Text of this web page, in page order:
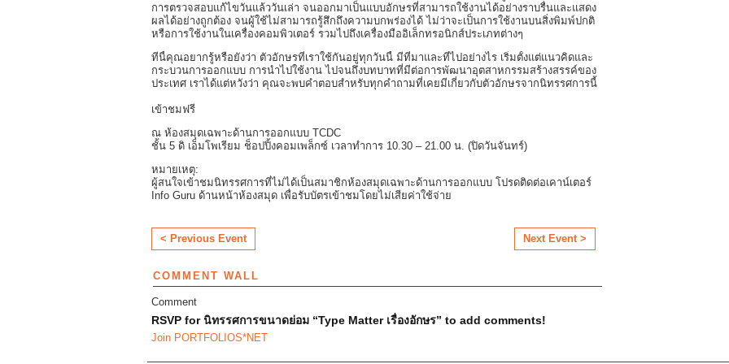
การตรวจสอบแก้ไขวันแล้ววันเล่า จนออกมาเป็นแบบอักษรที่สามารถใช้งานได้อย่างราบรื่นและแสดง
ผลได้อย่างถูกต้อง จนผู้ใช้ไม่สามารถรู้สึกถึงความบกพร่องได้ ไม่ว่าจะเป็นการใช้งานบนสิ่งพิมพ์ปกติ
หรือการใช้งานในเครื่องคอมพิวเตอร์ รวมไปถึงเครื่องมืออิเล็กทรอนิกส์ประเภทต่างๆ
ทีนี้คุณอยากรู้หรือยังว่า ตัวอักษรที่เราใช้กันอยู่ทุกวันนี้ มีที่มาและที่ไปอย่างไร เริ่มตั้งแต่แนวคิดและ
กระบวนการออกแบบ การนำไปใช้งาน ไปจนถึงบทบาทที่มีต่อการพัฒนาอุตสาหกรรมสร้างสรรค์ของ
ประเทศ เราได้แต่หวังว่า คุณจะพบคำตอบสำหรับทุกคำถามที่เคยมีเกี่ยวกับตัวอักษรจากนิทรรศการนี้
เข้าชมฟรี
ณ ห้องสมุดเฉพาะด้านการออกแบบ TCDC
ชั้น 5 ดิ เอ็มโพเรียม ช็อปปิ้งคอมเพล็กซ์ เวลาทำการ 10.30 – 21.00 น. (ปิดวันจันทร์)
หมายเหตุ:
ผู้สนใจเข้าชมนิทรรศการที่ไม่ได้เป็นสมาชิกห้องสมุดเฉพาะด้านการออกแบบ โปรดติดต่อเคาน์เตอร์
Info Guru ด้านหน้าห้องสมุด เพื่อรับบัตรเข้าชมโดยไม่เสียค่าใช้จ่าย
< Previous Event Next Event >
COMMENT WALL
Comment
RSVP for นิทรรศการขนาดย่อม “Type Matter เรื่องอักษร” to add comments!
Join PORTFOLIOS*NET